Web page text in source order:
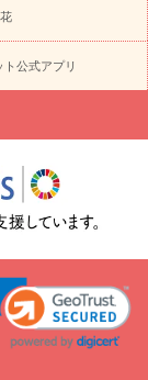
～
お祝い・
円～
お供え・お
るときのマナー・
誕生日のお花を「色
出産祝いお役立ち情
ナー総まとめ
職
いの花 選び方ガイ
公式アプリ